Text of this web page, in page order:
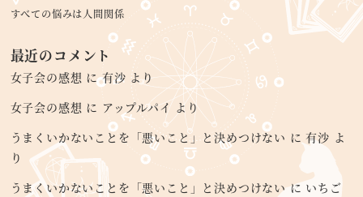
すべての悩みは人間関係
最近のコメント
女子会の感想 に有沙 より
女子会の感想 に アップルパイ より
うまくいかないことを「悪いこと」と決めつけない に有沙 よ
り
うまくいかないことを「悪いこと」と決めつけないに いちご